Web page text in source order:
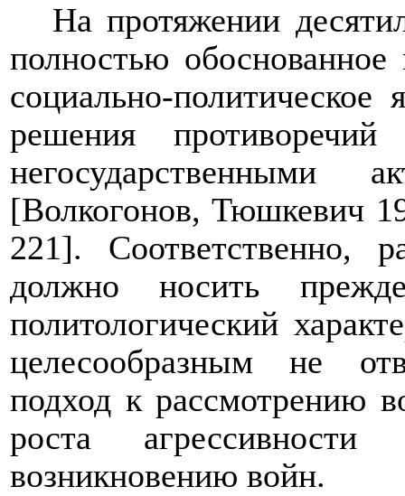
На протяжении
полностью
социально-
решения
негосударственными
[Волкогонов, Тюшкевич
221]. Соответственно,
должно носить
политологический
целесообразным не
подход к рассмотрению
роста
возникновению войн.